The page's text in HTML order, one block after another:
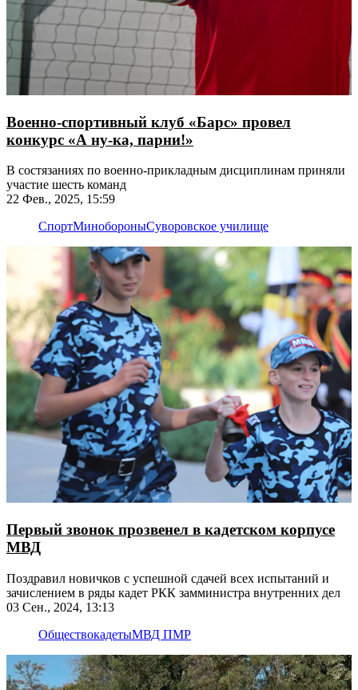
Военно-спортивный клуб «Барс» провел
конкурс «А ну-ка, парни!»
​​​​​​​В состязаниях по военно-прикладным дисциплинам приняли
участие шесть команд
22 Фев., 2025, 15:59
СпортМинобороныСуворовское училище
Первый звонок прозвенел в кадетском корпусе
МВД
Поздравил новичков с успешной сдачей всех испытаний и
зачислением в ряды кадет РКК замминистра внутренних дел
03 Сен., 2024, 13:13
ОбществокадетыМВД ПМР